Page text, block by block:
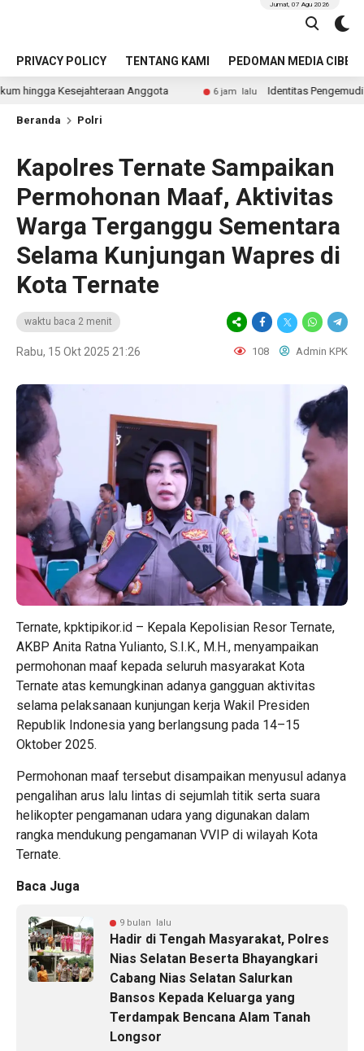
PRIVACY POLICY TENTANG KAMI PEDOMAN MEDIA CIBER
Jumat, 07 Agu 2026
Kesejahteraan Anggota 6 jam lalu Identitas Pengemudi
Beranda Polri
Kapolres Ternate Sampaikan
Permohonan Maaf, Aktivitas
Warga Terganggu Sementara
Selama Kunjungan Wapres di
Kota Ternate
waktu baca 2 menit
Rabu, 15 Okt 2025 21:26 108 Admin KPK
Ternate, kpktipikor.id – Kepala Kepolisian Resor Ternate,
AKBP Anita Ratna Yulianto, S.I.K., M.H., menyampaikan
permohonan maaf kepada seluruh masyarakat Kota
Ternate atas kemungkinan adanya gangguan aktivitas
selama pelaksanaan kunjungan kerja Wakil Presiden
Republik Indonesia yang berlangsung pada 14–15
Oktober 2025.
Permohonan maaf tersebut disampaikan menyusul adanya
pengalihan arus lalu lintas di sejumlah titik serta suara
helikopter pengamanan udara yang digunakan dalam
rangka mendukung pengamanan VVIP di wilayah Kota
Ternate.
Baca Juga
9 bulan lalu
Hadir di Tengah Masyarakat, Polres
Nias Selatan Beserta Bhayangkari
Cabang Nias Selatan Salurkan
Bansos Kepada Keluarga yang
Terdampak Bencana Alam Tanah
Longsor